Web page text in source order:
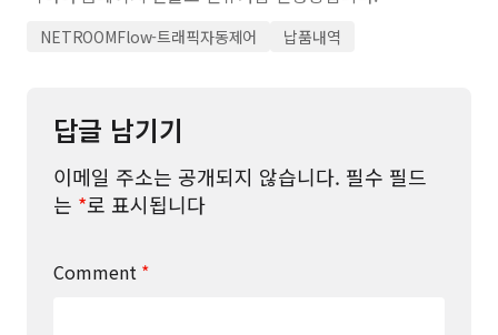
NETROOMFlow-트래픽자동제어 납품내역
답글 남기기
이메일 주소는 공개되지 않습니다. 필수 필드
는 *로 표시됩니다
Comment *